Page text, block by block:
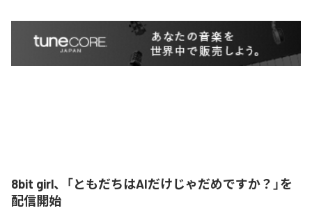
8bit girl、「ともだちはAIだけじゃだめですか？」を
配信開始